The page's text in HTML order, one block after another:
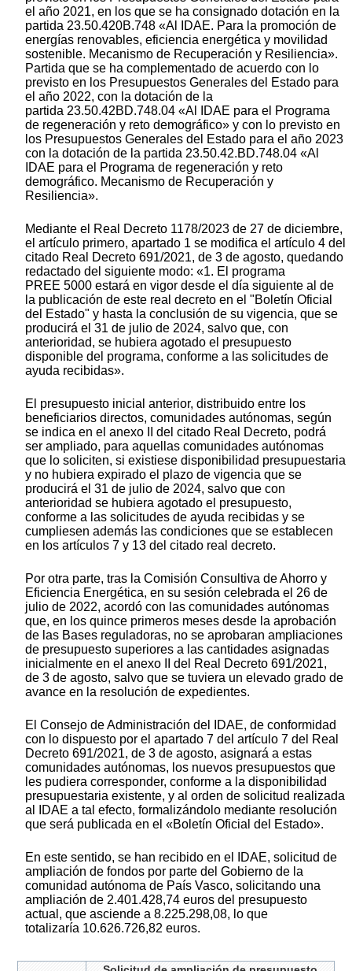
el año 2021, en los que se ha consignado dotación en la
partida 23.50.420B.748 «Al IDAE. Para la promoción de
energías renovables, eficiencia energética y movilidad
sostenible. Mecanismo de Recuperación y Resiliencia».
Partida que se ha complementado de acuerdo con lo
previsto en los Presupuestos Generales del Estado para
el año 2022, con la dotación de la
partida 23.50.42BD.748.04 «Al IDAE para el Programa
de regeneración y reto demográfico» y con lo previsto en
los Presupuestos Generales del Estado para el año 2023
con la dotación de la partida 23.50.42.BD.748.04 «Al
IDAE para el Programa de regeneración y reto
demográfico. Mecanismo de Recuperación y
Resiliencia».
Mediante el Real Decreto 1178/2023 de 27 de diciembre,
el artículo primero, apartado 1 se modifica el artículo 4 del
citado Real Decreto 691/2021, de 3 de agosto, quedando
redactado del siguiente modo: «1. El programa
PREE 5000 estará en vigor desde el día siguiente al de
la publicación de este real decreto en el "Boletín Oficial
del Estado" y hasta la conclusión de su vigencia, que se
producirá el 31 de julio de 2024, salvo que, con
anterioridad, se hubiera agotado el presupuesto
disponible del programa, conforme a las solicitudes de
ayuda recibidas».
El presupuesto inicial anterior, distribuido entre los
beneficiarios directos, comunidades autónomas, según
se indica en el anexo II del citado Real Decreto, podrá
ser ampliado, para aquellas comunidades autónomas
que lo soliciten, si existiese disponibilidad presupuestaria
y no hubiera expirado el plazo de vigencia que se
producirá el 31 de julio de 2024, salvo que con
anterioridad se hubiera agotado el presupuesto,
conforme a las solicitudes de ayuda recibidas y se
cumpliesen además las condiciones que se establecen
en los artículos 7 y 13 del citado real decreto.
Por otra parte, tras la Comisión Consultiva de Ahorro y
Eficiencia Energética, en su sesión celebrada el 26 de
julio de 2022, acordó con las comunidades autónomas
que, en los quince primeros meses desde la aprobación
de las Bases reguladoras, no se aprobaran ampliaciones
de presupuesto superiores a las cantidades asignadas
inicialmente en el anexo II del Real Decreto 691/2021,
de 3 de agosto, salvo que se tuviera un elevado grado de
avance en la resolución de expedientes.
El Consejo de Administración del IDAE, de conformidad
con lo dispuesto por el apartado 7 del artículo 7 del Real
Decreto 691/2021, de 3 de agosto, asignará a estas
comunidades autónomas, los nuevos presupuestos que
les pudiera corresponder, conforme a la disponibilidad
presupuestaria existente, y al orden de solicitud realizada
al IDAE a tal efecto, formalizándolo mediante resolución
que será publicada en el «Boletín Oficial del Estado».
En este sentido, se han recibido en el IDAE, solicitud de
ampliación de fondos por parte del Gobierno de la
comunidad autónoma de País Vasco, solicitando una
ampliación de 2.401.428,74 euros del presupuesto
actual, que asciende a 8.225.298,08, lo que
totalizaría 10.626.726,82 euros.